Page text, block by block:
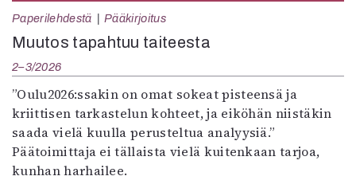
Paperilehdestä Pääkirjoitus
Muutos tapahtuu taiteesta
2–3/2026
”Oulu2026:ssakin on omat sokeat pisteensä ja
kriittisen tarkastelun kohteet, ja eiköhän niistäkin
saada vielä kuulla perusteltua analyysiä.”
Päätoimittaja ei tällaista vielä kuitenkaan tarjoa,
kunhan harhailee.